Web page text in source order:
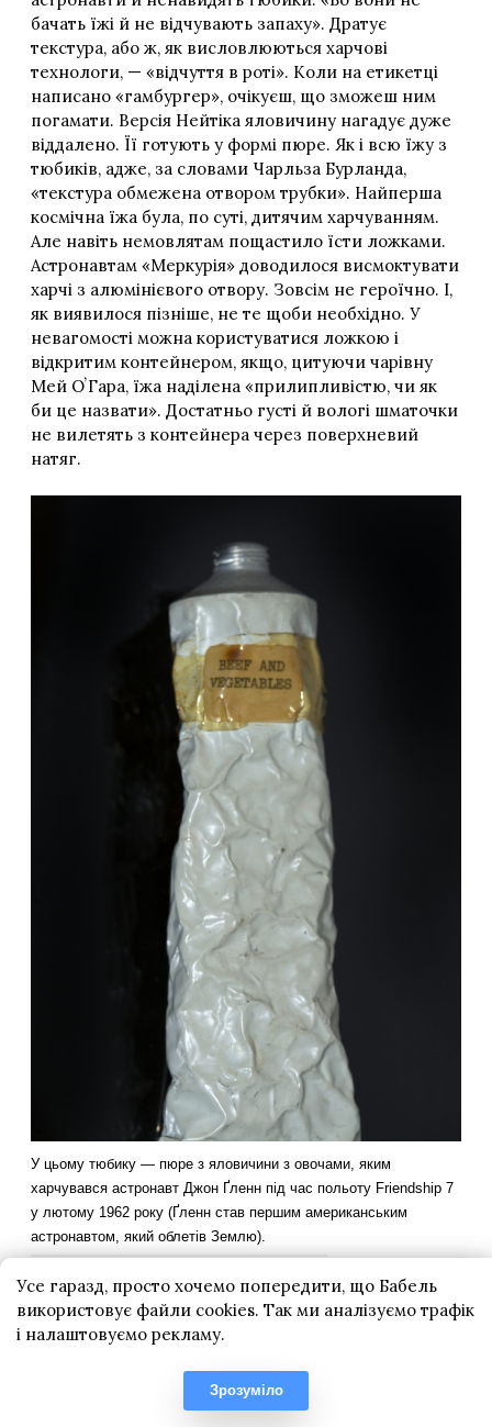
Усе гаразд, просто хочемо попередити, що Бабель
використовує файли cookies. Так ми аналізуємо трафік
і налаштовуємо рекламу.
Зрозуміло